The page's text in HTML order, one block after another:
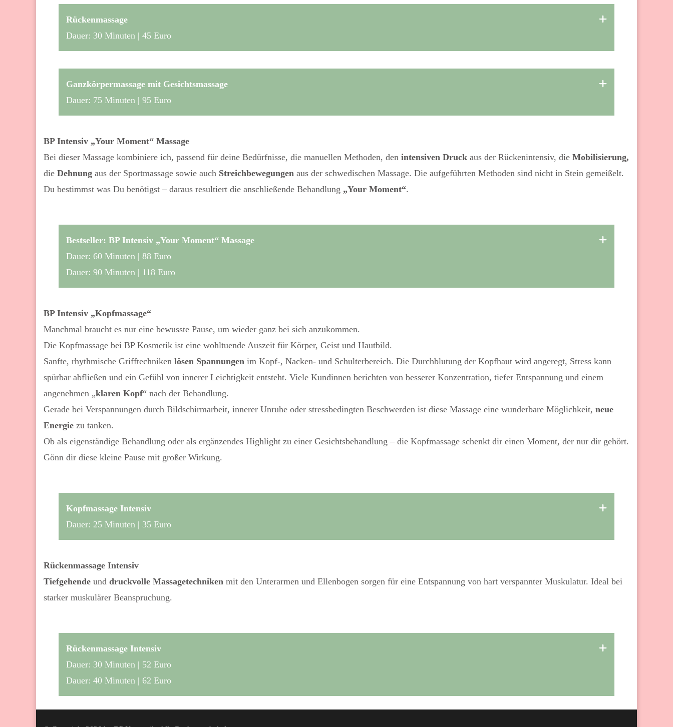
Rückenmassage
Dauer: 30 Minuten | 45 Euro
Ganzkörpermassage mit Gesichtsmassage
Dauer: 75 Minuten | 95 Euro
BP Intensiv „Your Moment“ Massage
Bei dieser Massage kombiniere ich, passend für deine Bedürfnisse, die manuellen Methoden, den intensiven Druck aus der Rückenintensiv, die Mobilisierung,
die Dehnung aus der Sportmassage sowie auch Streichbewegungen aus der schwedischen Massage. Die aufgeführten Methoden sind nicht in Stein gemeißelt.
Du bestimmst was Du benötigst – daraus resultiert die anschließende Behandlung „Your Moment“.
Bestseller: BP Intensiv „Your Moment“ Massage
Dauer: 60 Minuten | 88 Euro
Dauer: 90 Minuten | 118 Euro
BP Intensiv „Kopfmassage“
Manchmal braucht es nur eine bewusste Pause, um wieder ganz bei sich anzukommen.
Die Kopfmassage bei BP Kosmetik ist eine wohltuende Auszeit für Körper, Geist und Hautbild.
Sanfte, rhythmische Grifftechniken lösen Spannungen im Kopf-, Nacken- und Schulterbereich. Die Durchblutung der Kopfhaut wird angeregt, Stress kann
spürbar abfließen und ein Gefühl von innerer Leichtigkeit entsteht. Viele Kundinnen berichten von besserer Konzentration, tiefer Entspannung und einem
angenehmen „klaren Kopf“ nach der Behandlung.
Gerade bei Verspannungen durch Bildschirmarbeit, innerer Unruhe oder stressbedingten Beschwerden ist diese Massage eine wunderbare Möglichkeit, neue
Energie zu tanken.
Ob als eigenständige Behandlung oder als ergänzendes Highlight zu einer Gesichtsbehandlung – die Kopfmassage schenkt dir einen Moment, der nur dir gehört.
Gönn dir diese kleine Pause mit großer Wirkung.
Kopfmassage Intensiv
Dauer: 25 Minuten | 35 Euro
Rückenmassage Intensiv
Tiefgehende und druckvolle Massagetechniken mit den Unterarmen und Ellenbogen sorgen für eine Entspannung von hart verspannter Muskulatur. Ideal bei
starker muskulärer Beanspruchung.
Rückenmassage Intensiv
Dauer: 30 Minuten | 52 Euro
Dauer: 40 Minuten | 62 Euro